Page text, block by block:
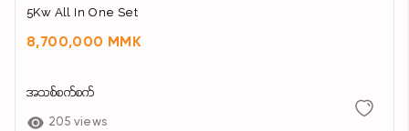
5Kw All In One Set
8,700,000 MMK
အသစ်စက်စက်
205 views